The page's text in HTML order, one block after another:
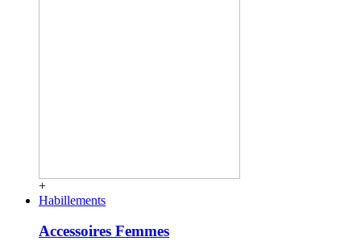
+
Habillements
Accessoires Femmes